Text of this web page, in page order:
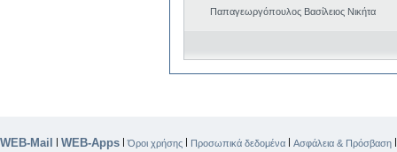
Παπαγεωργόπουλος Βασίλειος Νικήτα
WEB-Mail | WEB-Apps |Όροι χρήσης | Προσωπικά δεδομένα | Ασφάλεια & Πρόσβαση